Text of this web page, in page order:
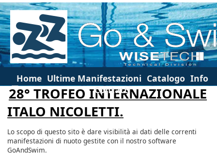
Home Ultime Manifestazioni Catalogo Info
Contatti
28° TROFEO INTERNAZIONALE
ITALO NICOLETTI.
Lo scopo di questo sito è dare visibilità ai dati delle correnti
manifestazioni di nuoto gestite con il nostro software
GoAndSwim.